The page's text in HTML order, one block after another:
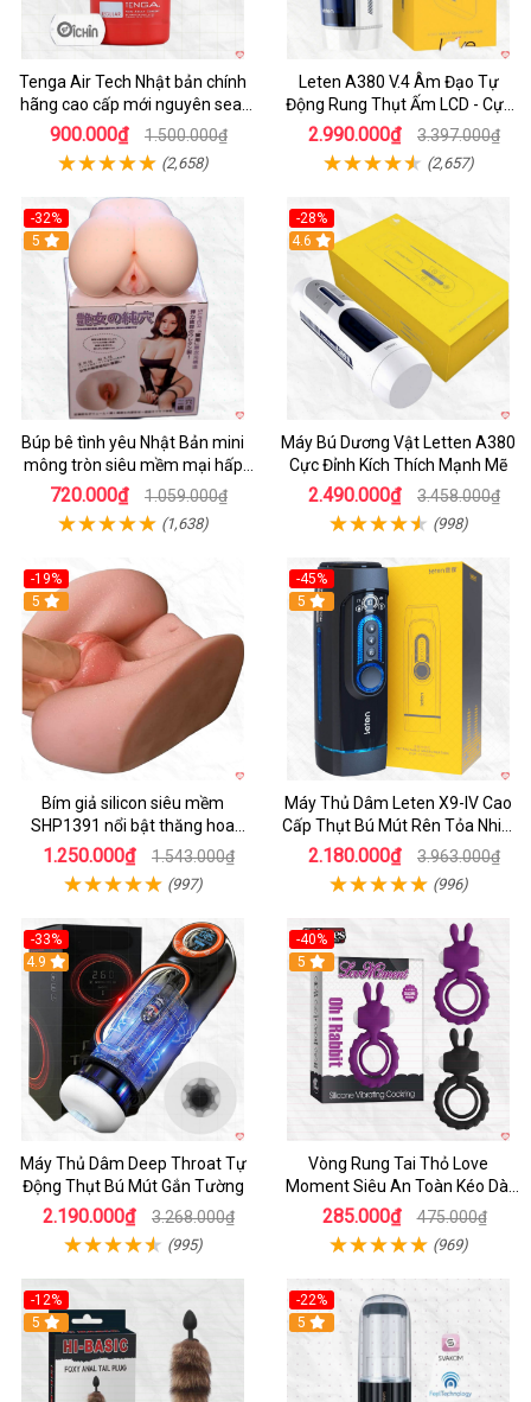
Tenga Air Tech Nhật bản chính
hãng cao cấp mới nguyên seal
giá tốt
900.000₫ 1.500.000₫
(2,658)
Leten A380 V.4 Âm Đạo Tự
Động Rung Thụt Ấm LCD - Cực
Phê
2.990.000₫ 3.397.000₫
(2,657)
-32%
Hot
5
Búp bê tình yêu Nhật Bản mini
mông tròn siêu mềm mại hấp
dẫn
720.000₫ 1.059.000₫
(1,638)
-28%
Hot
4.6
Máy Bú Dương Vật Letten A380
Cực Đỉnh Kích Thích Mạnh Mẽ
2.490.000₫ 3.458.000₫
(998)
-19%
Hot
5
Bím giả silicon siêu mềm
SHP1391 nổi bật thăng hoa
hoàn hảo
1.250.000₫ 1.543.000₫
(997)
-45%
Hot
5
Máy Thủ Dâm Leten X9-IV Cao
Cấp Thụt Bú Mút Rên Tỏa Nhiệt
Sạc Pin
2.180.000₫ 3.963.000₫
(996)
-33%
Hot
4.9
Máy Thủ Dâm Deep Throat Tự
Động Thụt Bú Mút Gắn Tường
2.190.000₫ 3.268.000₫
(995)
-40%
5
Vòng Rung Tai Thỏ Love
Moment Siêu An Toàn Kéo Dài
Thời Gian
285.000₫ 475.000₫
(969)
-12%
Hot
5
-22%
5